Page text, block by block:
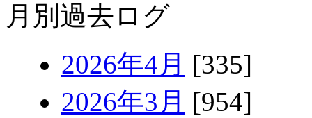
月別過去ログ
2026年4月 [335]
2026年3月 [954]